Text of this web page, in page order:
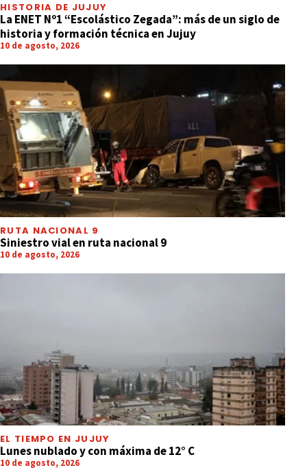
HISTORIA DE JUJUY
La ENET Nº1 “Escolástico Zegada”: más de un siglo de
historia y formación técnica en Jujuy
10 de agosto, 2026
RUTA NACIONAL 9
Siniestro vial en ruta nacional 9
10 de agosto, 2026
EL TIEMPO EN JUJUY
Lunes nublado y con máxima de 12° C
10 de agosto, 2026